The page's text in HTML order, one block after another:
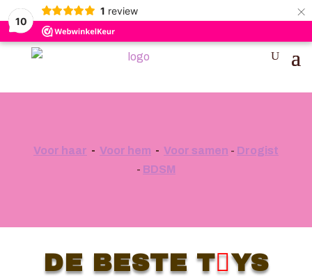
10
1 review ×
Voor haar - Voor hem - Voor samen - Drogist
- BDSM
DE BESTE TYS